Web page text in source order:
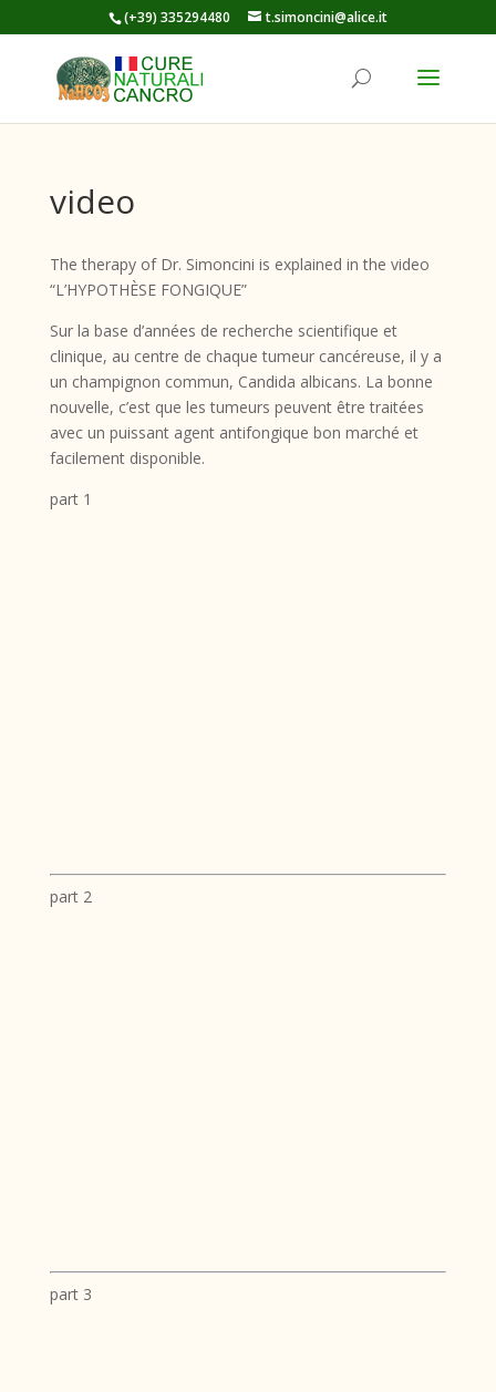
(+39) 335294480 t.simoncini@alice.it
video
The therapy of Dr. Simoncini is explained in the video
“L’HYPOTHÈSE FONGIQUE”
Sur la base d’années de recherche scientifique et
clinique, au centre de chaque tumeur cancéreuse, il y a
un champignon commun, Candida albicans. La bonne
nouvelle, c’est que les tumeurs peuvent être traitées
avec un puissant agent antifongique bon marché et
facilement disponible.
part 1
part 2
part 3